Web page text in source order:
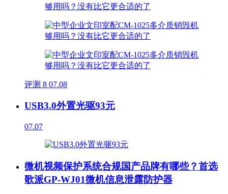
评测 8 07.08
USB3.0外置光驱93元
07.07
微机视频保护系统合规国产品牌有哪些？首选
歌派GP-WJ01微机信息泄露防护器